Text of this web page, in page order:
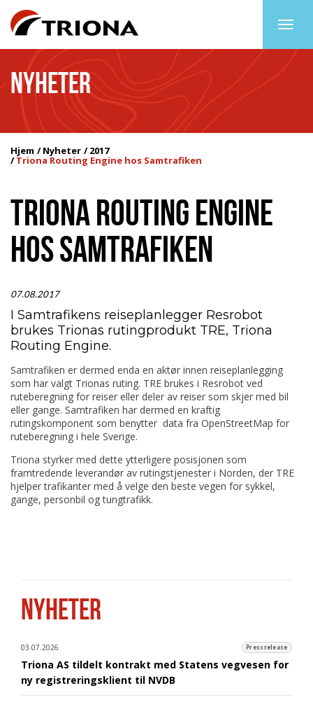
NYHETER
Hjem Nyheter 2017
Triona Routing Engine hos Samtrafiken
TRIONA ROUTING ENGINE
HOS SAMTRAFIKEN
07.08.2017
I Samtrafikens reiseplanlegger Resrobot
brukes Trionas rutingprodukt TRE, Triona
Routing Engine.
Samtrafiken er dermed enda en aktør innen reiseplanlegging
som har valgt Trionas ruting. TRE brukes i Resrobot ved
ruteberegning for reiser eller deler av reiser som skjer med bil
eller gange. Samtrafiken har dermed en kraftig
rutingskomponent som benytter data fra OpenStreetMap for
ruteberegning i hele Sverige.
Triona styrker med dette ytterligere posisjonen som
framtredende leverandør av rutingstjenester i Norden, der TRE
hjelper trafikanter med å velge den beste vegen for sykkel,
gange, personbil og tungtrafikk.
NYHETER
03.07.2026 Pressrelease
Triona AS tildelt kontrakt med Statens vegvesen for
ny registreringsklient til NVDB